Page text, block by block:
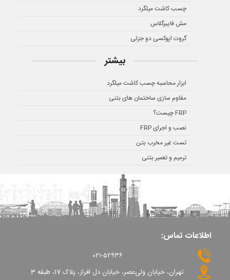
چسب کاشت میلگرد
مش فایبرگلاس
گروت اپوکسی دو جزئی
بیشتر
ابزار محاسبه چسب کاشت میلگرد
مقاوم سازی ساختمان های بتنی
FRP چیست؟
نصب و اجرای FRP
تست غیر مخرب بتن
ترمیم و تعمیر بتنی
اطلاعات تماس:
۰۲۱-۵۲۹۳۶
تهران، خیابان ولی‌عصر، خیابان دل افراز، پلاک 17، طبقه 3